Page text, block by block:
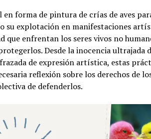
forma de pintura de crías de aves
su explotación en manifestaciones
que enfrentan los seres vivos no
Desde la inocencia ultrajada
de expresión artística, estas
reflexión sobre los derechos de
de defenderlos.